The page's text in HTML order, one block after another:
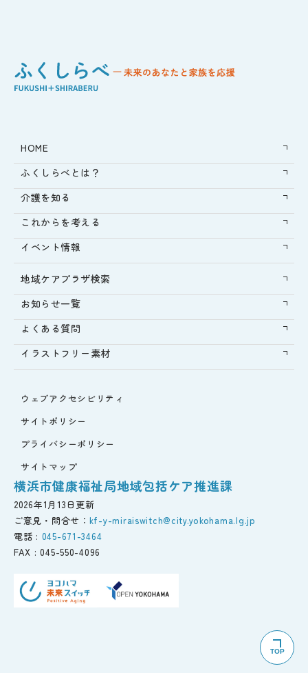
HOME
ふくしらべとは？
介護を知る
これからを考える
イベント情報
地域ケアプラザ検索
お知らせ一覧
よくある質問
イラストフリー素材
ウェブアクセシビリティ
サイトポリシー
プライバシーポリシー
サイトマップ
横浜市健康福祉局地域包括ケア推進課
2026年1月13日更新
ご意見・問合せ： kf-y-miraiswitch@city.yokohama.lg.jp
電話 : 045-671-3464
FAX : 045-550-4096
TOP